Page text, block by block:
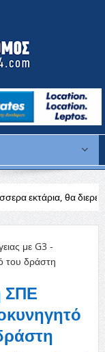
τα αίτια
ΣΠΕ